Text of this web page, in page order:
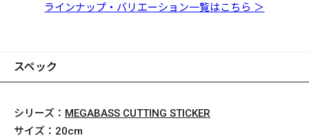
ルバー
ッド
ワイト
ルバー
ラック
ラインナップ・バリエーション一覧はこちら ＞
スペック
シリーズ： MEGABASS CUTTING STICKER
サイズ： 20cm